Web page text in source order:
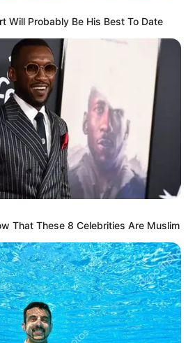
és gondoskodáshoz.
miniszter a szerda
mesélte el, hogy milyen
átélnie neki és gyermekeinek
házassága alatt, illetve
mai napig.
Will Probably Be His Best To Date
That These 8 Celebrities Are Muslim